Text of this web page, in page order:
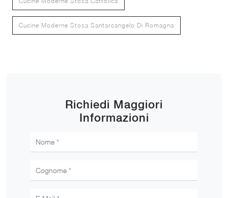
Cucine Moderne Stosa Santarcangelo Di Romagna
Richiedi Maggiori
Informazioni